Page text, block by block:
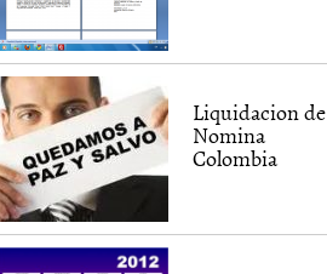
Liquidacion de
Nomina
Colombia